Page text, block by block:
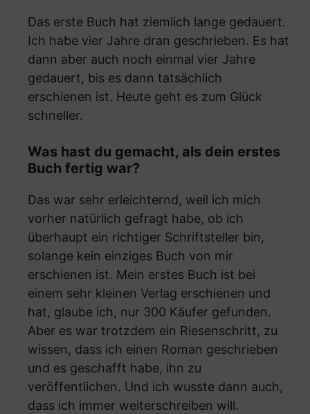
Das erste Buch hat ziemlich lange gedauert.
Ich habe vier Jahre dran geschrieben. Es hat
dann aber auch noch einmal vier Jahre
gedauert, bis es dann tatsächlich
erschienen ist. Heute geht es zum Glück
schneller.
Was hast du gemacht, als dein erstes
Buch fertig war?
Das war sehr erleichternd, weil ich mich
vorher natürlich gefragt habe, ob ich
überhaupt ein richtiger Schriftsteller bin,
solange kein einziges Buch von mir
erschienen ist. Mein erstes Buch ist bei
einem sehr kleinen Verlag erschienen und
hat, glaube ich, nur 300 Käufer gefunden.
Aber es war trotzdem ein Riesenschritt, zu
wissen, dass ich einen Roman geschrieben
und es geschafft habe, ihn zu
veröffentlichen. Und ich wusste dann auch,
dass ich immer weiterschreiben will.